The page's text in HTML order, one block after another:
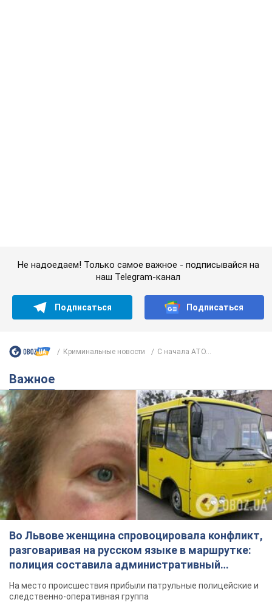
Не надоедаем! Только самое важное - подписывайся на
наш Telegram-канал
Подписаться Подписаться
Криминальные новости С начала АТО...
Важное
Во Львове женщина спровоцировала конфликт,
разговаривая на русском языке в маршрутке:
полиция составила административный
протокол. Видео
На место происшествия прибыли патрульные полицейские и
следственно-оперативная группа